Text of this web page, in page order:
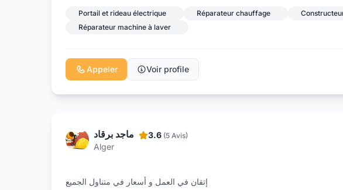
Portail et rideau électrique Réparateur chauffage
Réparateur machine à laver
Appeler Voir profile
ماجد برقاد
Alger
3.6 (5 Avis)
إتقان في العمل و أسعار في متناول الجميع